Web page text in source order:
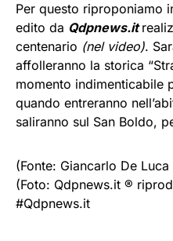
Per questo riproponiamo
edito da Qdpnews.it
centenario (nel video).
affolleranno la storica
momento indimenticabile
quando entreranno
saliranno sul San Boldo,
(Fonte: Giancarlo De
(Foto: Qdpnews.it ®
#Qdpnews.it